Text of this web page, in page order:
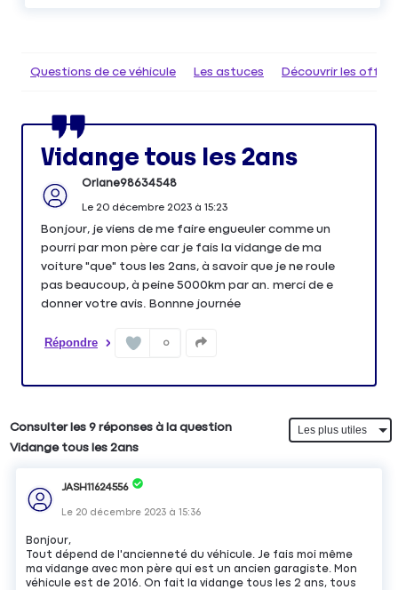
Questions de ce véhicule Les astuces Découvrir les
Vidange tous les 2ans
Orlane98634548
Le 20 décembre 2023à 15:23
Bonjour, je viens de me faire engueuler comme un
pourri par mon père car je fais la vidange de ma
voiture "que" tous les 2ans, à savoir que je ne roule
pas beaucoup, à peine 5000km par an. merci de e
donner votre avis. Bonnne journée
Répondre 0
Consulter les 9 réponses à la question
Vidange tous les 2ans
JASH11624556
Le 20 décembre 2023 à15:36
Bonjour,
Tout dépend de l'ancienneté du véhicule. Je fais moi même
ma vidange avec mon père qui est un ancien garagiste. Mon
véhicule est de 2016. On fait la vidange tous les 2 ans, tous